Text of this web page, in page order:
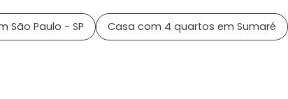
São Paulo - SP
Casa com 4 quartos em Sumaré